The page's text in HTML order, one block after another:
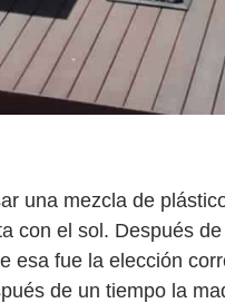
una mezcla de
con el sol. Después
esa fue la elección
de un tiempo la